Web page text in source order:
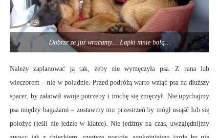
Dobrze że już wracamy… Łapki mnie bolą…
Należy zaplanować ją tak, żeby nie wymęczyła psa. Z rana lub
wieczorem – nie w południe. Przed podróżą warto wziąć psa na dłuższy
spacer, by załatwił swoje potrzeby i trochę się zmęczył. Nie upychajmy
psa między bagażami – zostawmy mu przestrzeń by mógł usiąść lub się
położyć (jeśli nie jedzie w klatce). Nie jedźmy na czas, uwzględnijmy